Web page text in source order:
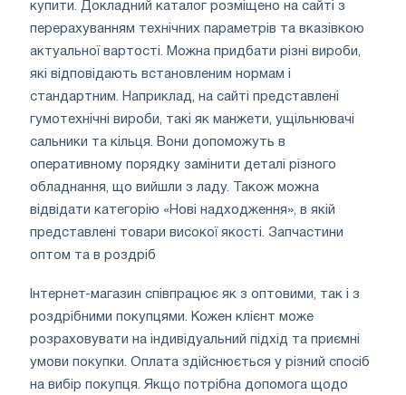
купити. Докладний каталог розміщено на сайті з
перерахуванням технічних параметрів та вказівкою
актуальної вартості. Можна придбати різні вироби,
які відповідають встановленим нормам і
стандартним. Наприклад, на сайті представлені
гумотехнічні вироби, такі як манжети, ущільнювачі
сальники та кільця. Вони допоможуть в
оперативному порядку замінити деталі різного
обладнання, що вийшли з ладу. Також можна
відвідати категорію «Нові надходження», в якій
представлені товари високої якості. Запчастини
оптом та в роздріб
Інтернет-магазин співпрацює як з оптовими, так і з
роздрібними покупцями. Кожен клієнт може
розраховувати на індивідуальний підхід та приємні
умови покупки. Оплата здійснюється у різний спосіб
на вибір покупця. Якщо потрібна допомога щодо